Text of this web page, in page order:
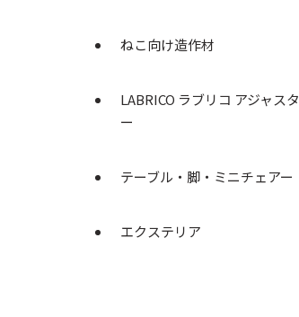
ねこ向け造作材
LABRICO ラブリコ アジャスタ
ー
テーブル・脚・ミニチェアー
エクステリア